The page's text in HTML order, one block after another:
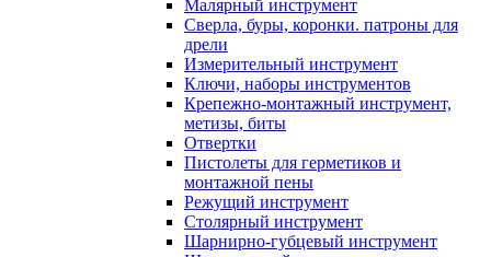
Малярный инструмент
Сверла, буры, коронки. патроны для
дрели
Измерительный инструмент
Ключи, наборы инструментов
Крепежно-монтажный инструмент,
метизы, биты
Отвертки
Пистолеты для герметиков и
монтажной пены
Режущий инструмент
Столярный инструмент
Шарнирно-губцевый инструмент